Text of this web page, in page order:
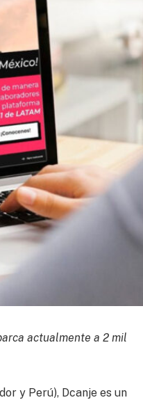
actualmente a 2 mil
y Perú), Dcanje es un